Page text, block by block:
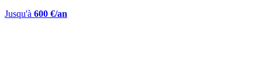
Jusqu'à 600 €/an